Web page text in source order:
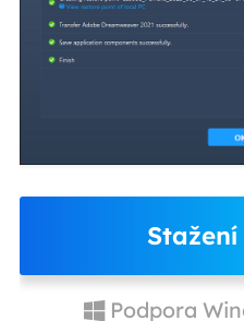
Podpora